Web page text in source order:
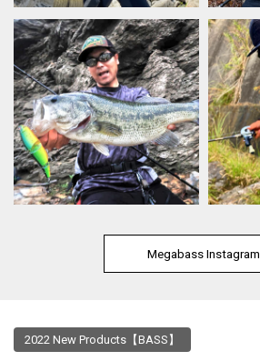
Megabass Instagram
2022 New Products【BASS】